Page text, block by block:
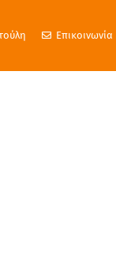
Επικοινωνία